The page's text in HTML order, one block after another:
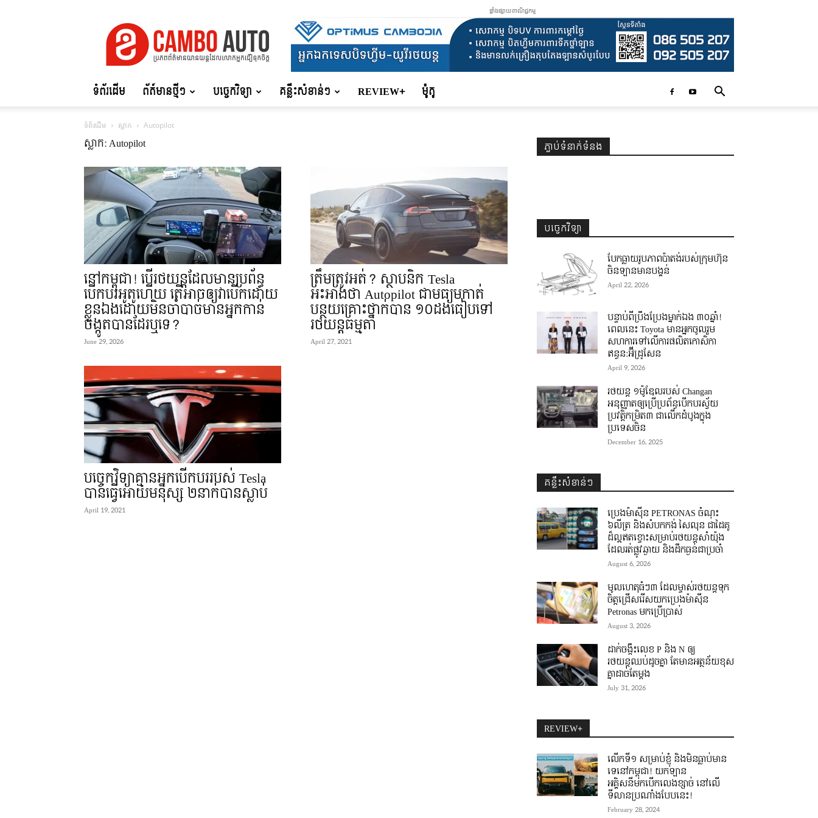
Auto
ផ្ទាំងផ្សាយពាណិជ្ជកម្ម
ទំព័រដើម ព័ត៍មានថ្មីៗ បច្ចេកវិទ្យា គន្លឹះសំខាន់ៗ REVIEW+ ម៉ូតូ
ទំព័រដើម ស្លាក Autopilot
ស្លាក: Autopilot
នៅកម្ពុជា! បើរថយន្តដែលមានប្រព័ន្ធ
បើកបរអូតូហើយ តើអាចឲ្យវាបើកដោយ
ខ្លួនឯងដោយមិនចាំបាច់មានអ្នកកាន់
ចង្កូតបានដែរឬទេ?
June 29, 2026
ត្រឹមត្រូវអត់? ស្ថាបនិក Tesla
អះអាងថា Autopilot ជាមធ្យមកាត់
បន្ថយគ្រោះថ្នាក់បាន ១០ដងធៀបទៅ
រថយន្តធម្មតា
April 27, 2021
បច្ចេកវិទ្យាគ្មានអ្នកបើកបររបស់ Tesla
បានធ្វើអោយមនុស្ស ២នាក់បានស្លាប់
April 19, 2021
ភ្ជាប់ទំនាក់ទំនង
បច្ចេកវិទ្យា
បែកធ្លាយរូបភាពប៉ាតង់របស់ក្រុមហ៊ុន
ចិនឡានមានបង្គន់
April 22, 2026
បន្ទាប់ពីប្រឹងប្រែងម្នាក់ឯង ៣០ឆ្នាំ! ​
ពេលនេះ Toyota មានអ្នកចូលរួម
សហការទៅលើការផលិតកោសិកា
ឥន្ធន:អ៊ីដ្រូសែន
April 9, 2026
រថយន្ត ១ម៉ូឌែលរបស់ Changan
អនុញ្ញាតឲ្យប្រើប្រព័ន្ធបើកបរស្វ័យ
ប្រវត្តិកម្រិត៣ ជាលើកដំបូងក្នុង
ប្រទេសចិន
December 16, 2025
គន្លឹះសំខាន់ៗ
ប្រេងម៉ាស៊ីន PETRONAS ចំណុះ
៦លីត្រ និងសំបកកង់ សៃលុន ជាដៃគូ
ដ៏ល្អឥតខ្ចោះសម្រាប់រថយន្តសាំយ៉ុង
ដែលរត់ផ្លូវឆ្ងាយ និងដឹកធ្ងន់ជាប្រចាំ
August 6, 2026
មូលហេតុធំៗ៣ ដែលម្ចាស់រថយន្តទុក
ចិត្តជ្រើសរើសយកប្រេងម៉ាស៊ីន
Petronas មកប្រើប្រាស់
August 3, 2026
ដាក់ចង្កឹះលេខ P និង N ឲ្យ
រថយន្តឈប់ដូចគ្នា តែមានអត្ថន័យខុស
គ្នាដាច់តែម្តង
July 31, 2026
REVIEW+
លើកទី១ សម្រាប់ខ្ញុំ និងមិនធ្លាប់មាន
ទេនៅកម្ពុជា! យកឡាន
អគ្គិសនីមកបើកលេងខ្សាច់ នៅលើ
ទីលានប្រណាំងបែបនេះ!
February 28, 2024